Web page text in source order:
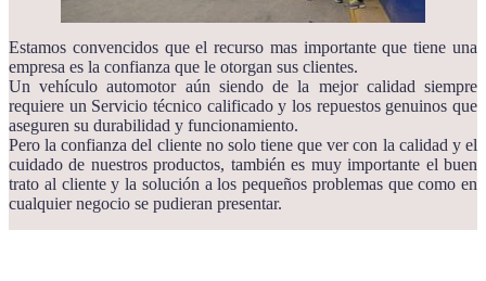
Estamos convencidos que el recurso mas importante que tiene una
empresa es la confianza que le otorgan sus clientes.
Un vehículo automotor aún siendo de la mejor calidad siempre
requiere un Servicio técnico calificado y los repuestos genuinos que
aseguren su durabilidad y funcionamiento.
Pero la confianza del cliente no solo tiene que ver con la calidad y el
cuidado de nuestros productos, también es muy importante el buen
trato al cliente y la solución a los pequeños problemas que como en
cualquier negocio se pudieran presentar.